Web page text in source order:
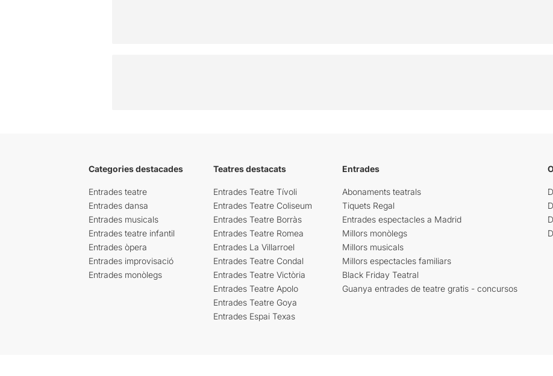
Categories destacades
Entrades teatre
Entrades dansa
Entrades musicals
Entrades teatre infantil
Entrades òpera
Entrades improvisació
Entrades monòlegs
Teatres destacats
Entrades Teatre Tívoli
Entrades Teatre Coliseum
Entrades Teatre Borràs
Entrades Teatre Romea
Entrades La Villarroel
Entrades Teatre Condal
Entrades Teatre Victòria
Entrades Teatre Apolo
Entrades Teatre Goya
Entrades Espai Texas
Entrades
Abonaments teatrals
Tiquets Regal
Entrades espectacles a Madrid
Millors monòlegs
Millors musicals
Millors espectacles familiars
Black Friday Teatral
Guanya entrades de teatre gratis - concursos